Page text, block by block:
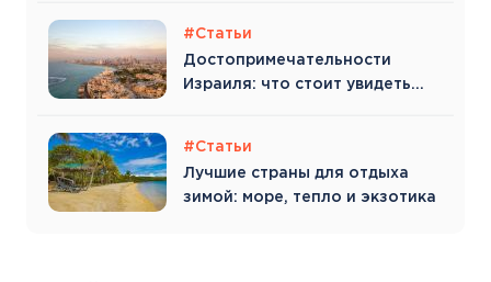
#Статьи
Достопримечательности
Израиля: что стоит увидеть
#Статьи
Лучшие страны для отдыха
зимой: море, тепло и экзотика